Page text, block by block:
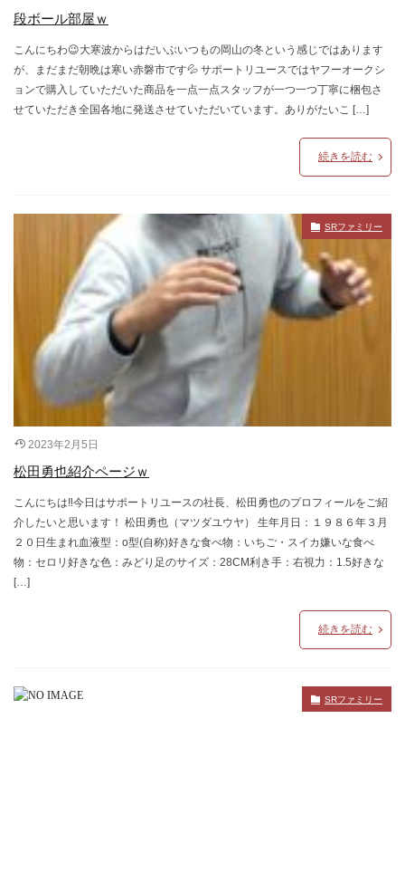
段ボール部屋ｗ
こんにちわ😉大寒波からはだいぶいつもの岡山の冬という感じではあります
が、まだまだ朝晩は寒い赤磐市です💦 サポートリユースではヤフーオークシ
ョンで購入していただいた商品を一点一点スタッフが一つ一つ丁寧に梱包さ
せていただき全国各地に発送させていただいています。ありがたいこ […]
続きを読む
SRファミリー
2023年2月5日
松田勇也紹介ページｗ
こんにちは‼今日はサポートリユースの社長、松田勇也のプロフィールをご紹
介したいと思います！ 松田勇也（マツダユウヤ） 生年月日：１９８６年３月
２０日生まれ血液型：o型(自称)好きな食べ物：いちご・スイカ嫌いな食べ
物：セロリ好きな色：みどり足のサイズ：28CM利き手：右視力：1.5好きな
[…]
続きを読む
SRファミリー